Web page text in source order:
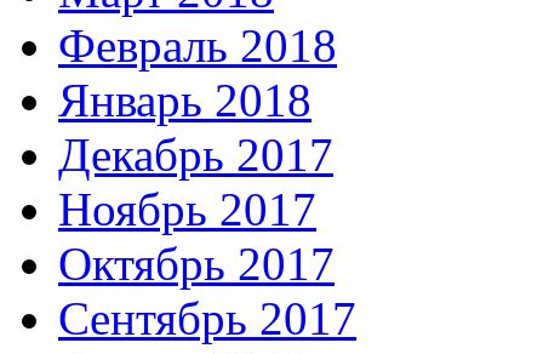
Февраль 2018
Январь 2018
Декабрь 2017
Ноябрь 2017
Октябрь 2017
Сентябрь 2017